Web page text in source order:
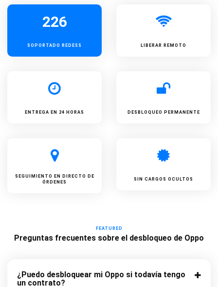
226
SOPORTADO REDESS LIBERAR REMOTO
ENTREGA EN 24 HORAS DESBLOQUEO PERMANENTE
SEGUIMIENTO EN DIRECTO DE
ÓRDENES
SIN CARGOS OCULTOS
FEATURED
Preguntas frecuentes sobre el desbloqueo de Oppo
¿Puedo desbloquear mi Oppo si todavía tengo
un contrato?